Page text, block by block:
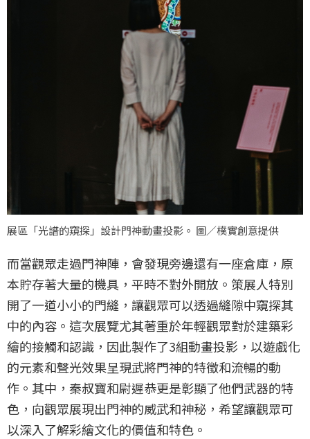
展區「光譜的窺探」設計門神動畫投影。 圖／樸實創意提供
而當觀眾走過門神陣，會發現旁邊還有一座倉庫，原
本貯存著大量的機具，平時不對外開放。策展人特別
開了一道小小的門縫，讓觀眾可以透過縫隙中窺探其
中的內容。這次展覽尤其著重於年輕觀眾對於建築彩
繪的接觸和認識，因此製作了3組動畫投影，以遊戲化
的元素和聲光效果呈現武將門神的特徵和流暢的動
作。其中，秦叔寶和尉遲恭更是彰顯了他們武器的特
色，向觀眾展現出門神的威武和神秘，希望讓觀眾可
以深入了解彩繪文化的價值和特色。